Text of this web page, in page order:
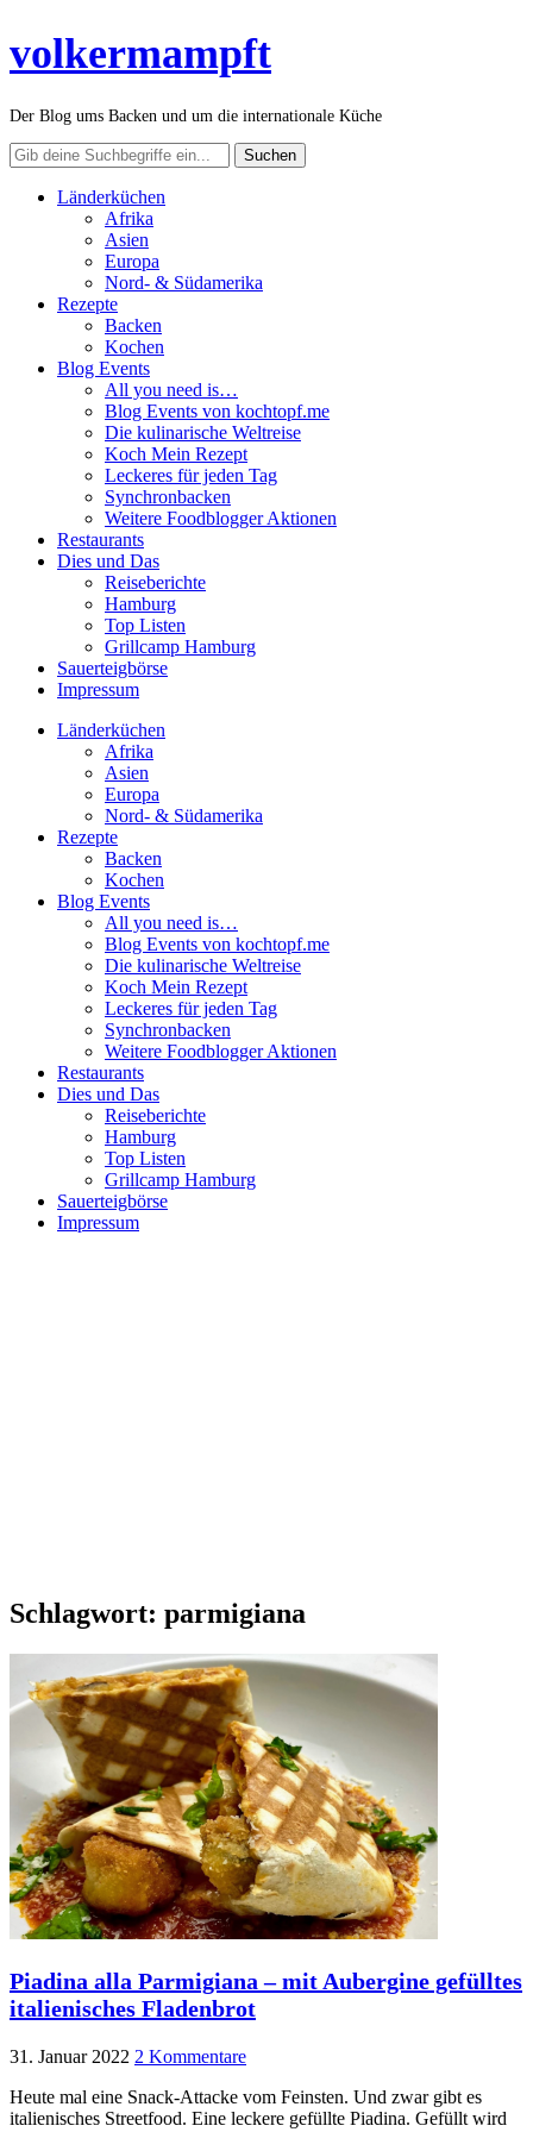
volkermampft
Der Blog ums Backen und um die internationale Küche
Länderküchen
Afrika
Asien
Europa
Nord- & Südamerika
Rezepte
Backen
Kochen
Blog Events
All you need is…
Blog Events von kochtopf.me
Die kulinarische Weltreise
Koch Mein Rezept
Leckeres für jeden Tag
Synchronbacken
Weitere Foodblogger Aktionen
Restaurants
Dies und Das
Reiseberichte
Hamburg
Top Listen
Grillcamp Hamburg
Sauerteigbörse
Impressum
Länderküchen
Afrika
Asien
Europa
Nord- & Südamerika
Rezepte
Backen
Kochen
Blog Events
All you need is…
Blog Events von kochtopf.me
Die kulinarische Weltreise
Koch Mein Rezept
Leckeres für jeden Tag
Synchronbacken
Weitere Foodblogger Aktionen
Restaurants
Dies und Das
Reiseberichte
Hamburg
Top Listen
Grillcamp Hamburg
Sauerteigbörse
Impressum
Schlagwort: parmigiana
Piadina alla Parmigiana – mit Aubergine gefülltes
italienisches Fladenbrot
31. Januar 2022 2 Kommentare
Heute mal eine Snack-Attacke vom Feinsten. Und zwar gibt es
italienisches Streetfood. Eine leckere gefüllte Piadina. Gefüllt wird